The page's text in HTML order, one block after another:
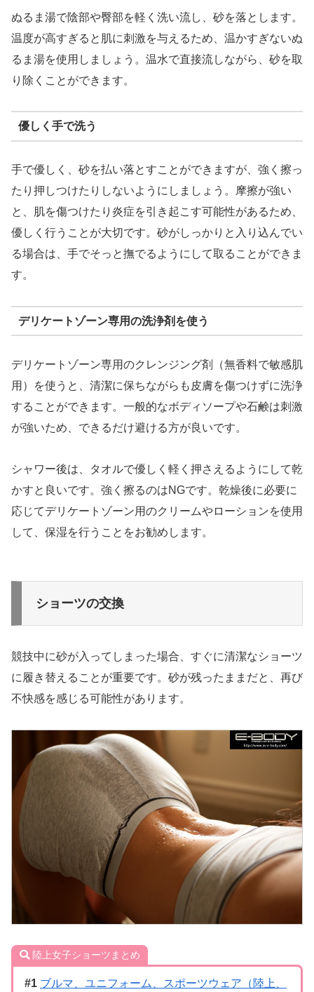
ぬるま湯で陰部や臀部を軽く洗い流し、砂を落とします。
温度が高すぎると肌に刺激を与えるため、温かすぎないぬ
るま湯を使用しましょう。温水で直接流しながら、砂を取
り除くことができます。
優しく手で洗う
手で優しく、砂を払い落とすことができますが、強く擦っ
たり押しつけたりしないようにしましょう。摩擦が強い
と、肌を傷つけたり炎症を引き起こす可能性があるため、
優しく行うことが大切です。砂がしっかりと入り込んでい
る場合は、手でそっと撫でるようにして取ることができま
す。
デリケートゾーン専用の洗浄剤を使う
デリケートゾーン専用のクレンジング剤（無香料で敏感肌
用）を使うと、清潔に保ちながらも皮膚を傷つけずに洗浄
することができます。一般的なボディソープや石鹸は刺激
が強いため、できるだけ避ける方が良いです。
シャワー後は、タオルで優しく軽く押さえるようにして乾
かすと良いです。強く擦るのはNGです。乾燥後に必要に
応じてデリケートゾーン用のクリームやローションを使用
して、保湿を行うことをお勧めします。
ショーツの交換
競技中に砂が入ってしまった場合、すぐに清潔なショーツ
に履き替えることが重要です。砂が残ったままだと、再び
不快感を感じる可能性があります。
陸上女子ショーツまとめ
ブルマ、ユニフォーム、スポーツウェア（陸上、